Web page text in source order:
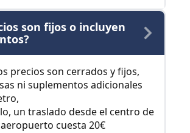
son fijos o incluyen
precios son cerrados y fijos,
ni suplementos adicionales
un traslado desde el centro de
cuesta 20€